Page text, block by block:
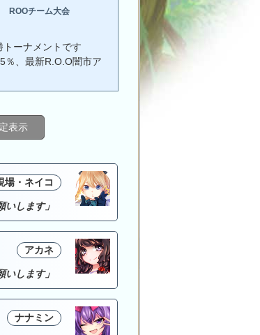
ROOチーム大会
ーナメントです
％、最新R.O.O闇市ア
表示
場・ネイコ
いします」
アカネ
いします」
ナナミン